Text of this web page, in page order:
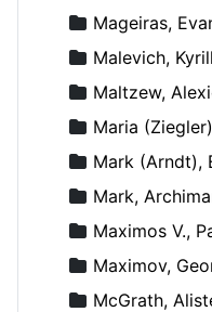
Mageiras,
Malevich, Kyrill
Maltzew,
Maria
Mark (Arndt),
Mark,
Maximos V.,
Maximov,
McGrath,